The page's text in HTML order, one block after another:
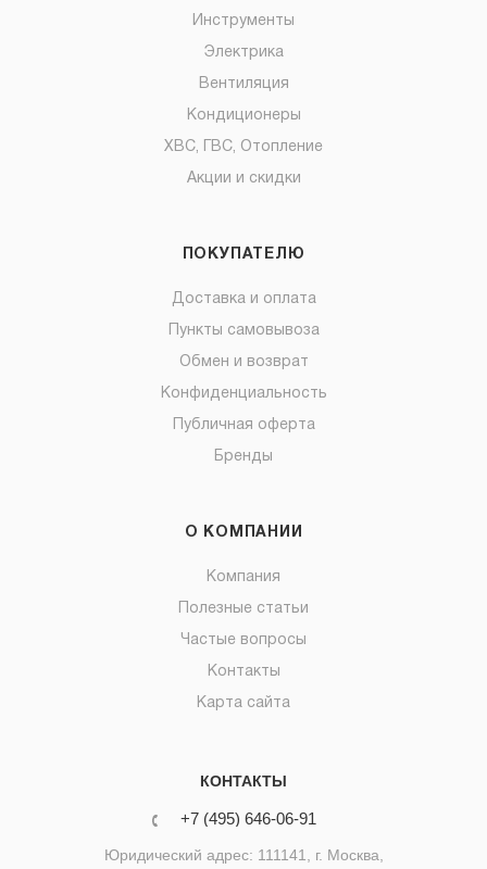
Инструменты
Электрика
Вентиляция
Кондиционеры
ХВС, ГВС, Отопление
Акции и скидки
ПОКУПАТЕЛЮ
Доставка и оплата
Пункты самовывоза
Обмен и возврат
Конфиденциальность
Публичная оферта
Бренды
О КОМПАНИИ
Компания
Полезные статьи
Частые вопросы
Контакты
Карта сайта
КОНТАКТЫ
+7 (495) 646-06-91
Юридический адрес: 111141, г. Москва,